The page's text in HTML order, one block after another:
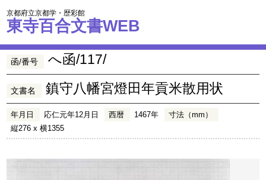
京都府立京都学・歴彩館
東寺百合文書WEB
函/番号 へ函/117/
文書名 鎮守八幡宮燈田年貢米散用状
年月日 応仁元年12月日 西暦 1467年
寸法（mm）
縦276 x 横1355